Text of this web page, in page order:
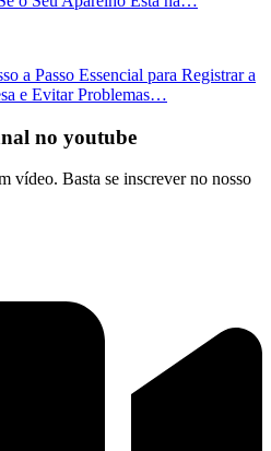
a Passo Essencial para Registrar a
e Evitar Problemas…
no youtube
vídeo. Basta se inscrever no nosso